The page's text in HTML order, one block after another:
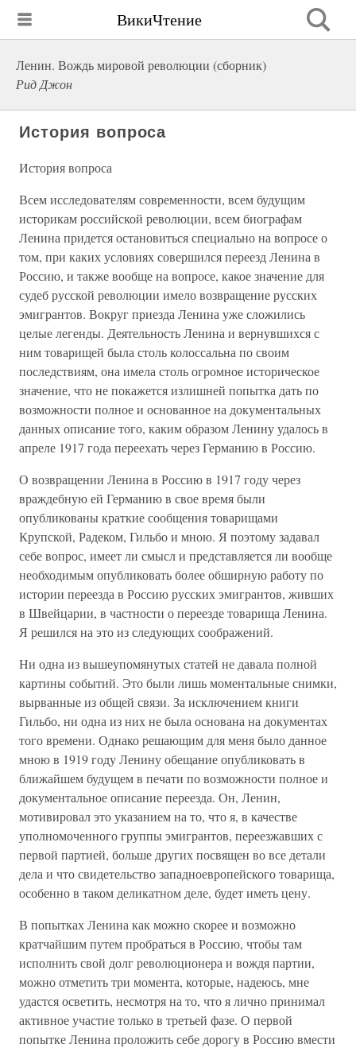
ВикиЧтение
Ленин. Вождь мировой революции (сборник)
Рид Джон
История вопроса
История вопроса
Всем исследователям современности, всем будущим
историкам российской революции, всем биографам
Ленина придется остановиться специально на вопросе о
том, при каких условиях совершился переезд Ленина в
Россию, и также вообще на вопросе, какое значение для
судеб русской революции имело возвращение русских
эмигрантов. Вокруг приезда Ленина уже сложились
целые легенды. Деятельность Ленина и вернувшихся с
ним товарищей была столь колоссальна по своим
последствиям, она имела столь огромное историческое
значение, что не покажется излишней попытка дать по
возможности полное и основанное на документальных
данных описание того, каким образом Ленину удалось в
апреле 1917 года переехать через Германию в Россию.
О возвращении Ленина в Россию в 1917 году через
враждебную ей Германию в свое время были
опубликованы краткие сообщения товарищами
Крупской, Радеком, Гильбо и мною. Я поэтому задавал
себе вопрос, имеет ли смысл и представляется ли вообще
необходимым опубликовать более обширную работу по
истории переезда в Россию русских эмигрантов, живших
в Швейцарии, в частности о переезде товарища Ленина.
Я решился на это из следующих соображений.
Ни одна из вышеупомянутых статей не давала полной
картины событий. Это были лишь моментальные снимки,
вырванные из общей связи. За исключением книги
Гильбо, ни одна из них не была основана на документах
того времени. Однако решающим для меня было данное
мною в 1919 году Ленину обещание опубликовать в
ближайшем будущем в печати по возможности полное и
документальное описание переезда. Он, Ленин,
мотивировал это указанием на то, что я, в качестве
уполномоченного группы эмигрантов, переезжавших с
первой партией, больше других посвящен во все детали
дела и что свидетельство западноевропейского товарища,
особенно в таком деликатном деле, будет иметь цену.
В попытках Ленина как можно скорее и возможно
кратчайшим путем пробраться в Россию, чтобы там
исполнить свой долг революционера и вождя партии,
можно отметить три момента, которые, надеюсь, мне
удастся осветить, несмотря на то, что я лично принимал
активное участие только в третьей фазе. О первой
попытке Ленина проложить себе дорогу в Россию вмести